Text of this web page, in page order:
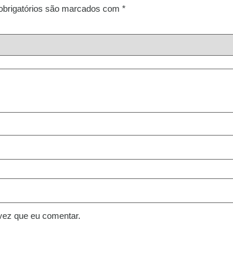
são marcados com *
que eu comentar.